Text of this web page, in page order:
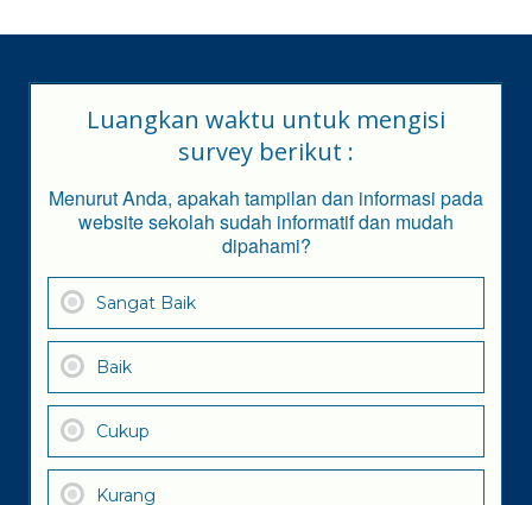
Luangkan waktu untuk mengisi
survey berikut :
Menurut Anda, apakah tampilan dan informasi pada
website sekolah sudah informatif dan mudah
dipahami?
Sangat Baik
Baik
Cukup
Kurang